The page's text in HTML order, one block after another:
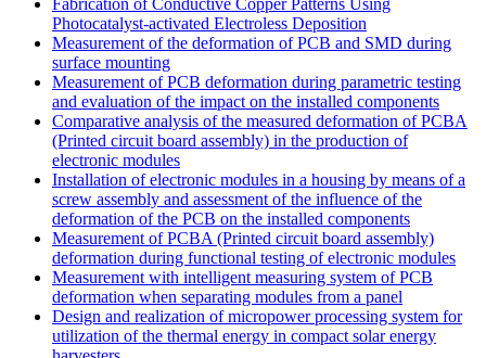
Fabrication of Conductive Copper Patterns Using
Photocatalyst-activated Electroless Deposition
Measurement of the deformation of PCB and SMD during
surface mounting
Measurement of PCB deformation during parametric testing
and evaluation of the impact on the installed components
Comparative analysis of the measured deformation of PCBA
(Printed circuit board assembly) in the production of
electronic modules
Installation of electronic modules in a housing by means of a
screw assembly and assessment of the influence of the
deformation of the PCB on the installed components
Measurement of PCBA (Printed circuit board assembly)
deformation during functional testing of electronic modules
Measurement with intelligent measuring system of PCB
deformation when separating modules from a panel
Design and realization of micropower processing system for
utilization of the thermal energy in compact solar energy